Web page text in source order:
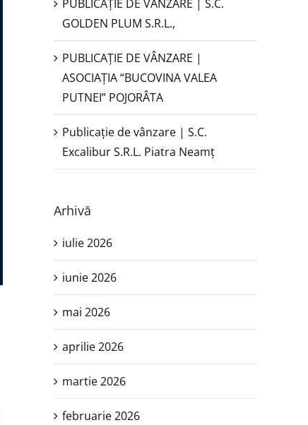
PUBLICAȚIE DE VÂNZARE | S.C.
GOLDEN PLUM S.R.L.,
PUBLICAŢIE DE VÂNZARE |
ASOCIAȚIA “BUCOVINA VALEA
PUTNEI” POJORÂTA
Publicație de vânzare | S.C.
Excalibur S.R.L. Piatra Neamţ
Arhivă
iulie 2026
iunie 2026
mai 2026
aprilie 2026
martie 2026
februarie 2026